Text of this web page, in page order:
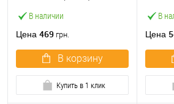
В наличии
Цена 469 грн.
В корзину
Купить в 1 клик
В
Цена